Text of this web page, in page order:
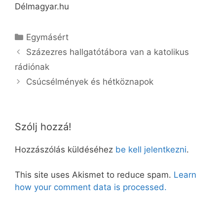
Délmagyar.hu
Kategória
Egymásért
Százezres hallgatótábora van a katolikus
rádiónak
Csúcsélmények és hétköznapok
Szólj hozzá!
Hozzászólás küldéséhez be kell jelentkezni.
This site uses Akismet to reduce spam. Learn
how your comment data is processed.